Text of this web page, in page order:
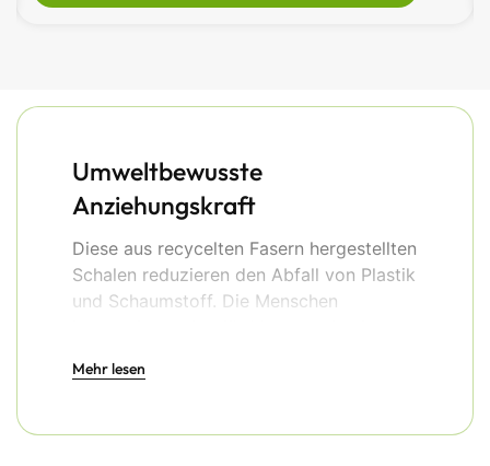
Umweltbewusste
Anziehungskraft
Diese aus recycelten Fasern hergestellten
Schalen reduzieren den Abfall von Plastik
und Schaumstoff. Die Menschen
Brauereien verzeichnen einen Anstieg der
Umstellung auf Zellstoffschalen bekannt
Mehr lesen